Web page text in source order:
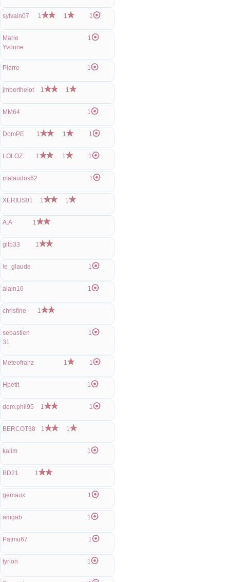
sylvain07 1 1 1
Marie
Yvonne
1
Pierre 1
jmberthelot 1 1
MM64 1
DomPE 1 1 1
LOLOZ 1 1 1
malaudos62 1
XERIUS01 1 1
A.A 1
gilb33 1
le_glaude 1
alain16 1
christine 1
sebastien
31
1
Meteofranz 1 1
Hpetit 1
dom.phil95 1 1
BERCOT38 1 1
kalim 1
BD21 1
gemaux 1
amgab 1
Patmu67 1
tyrion 1